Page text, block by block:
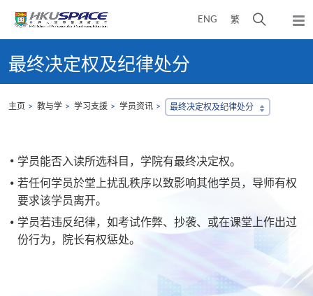
ENG 繁
开
弹
出
单
content
start最终决定权及纪律处分
主页 教与学 学习支援 学员资讯 最终决定权及纪律处分
学员能否入读所选科目，学院有最终决定权。
若任何学员於堂上扰乱秩序以致影响其他学员，导师有权
要求该学员离开。
学员若违反纪律，如考试作弊、抄袭、或在课堂上作出过
份行为，院长有权惩处。